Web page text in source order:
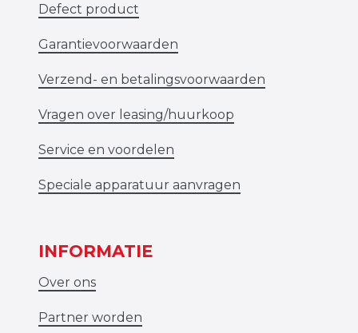
Defect product
Garantievoorwaarden
Verzend- en betalingsvoorwaarden
Vragen over leasing/huurkoop
Service en voordelen
Speciale apparatuur aanvragen
INFORMATIE
Over ons
Partner worden